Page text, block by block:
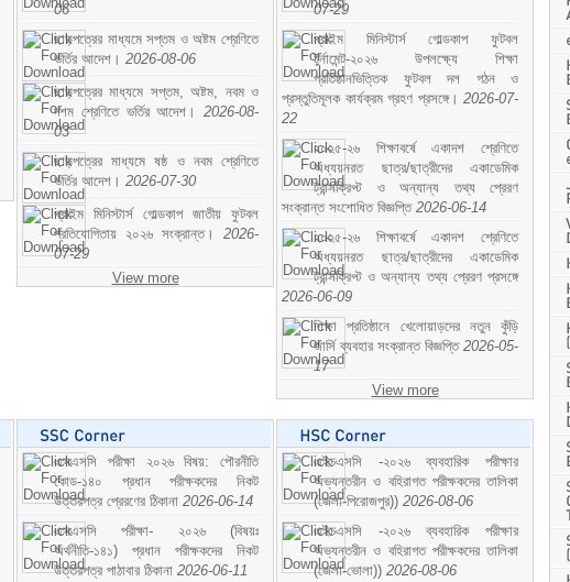
06
ছাড়পত্রের মাধ্যমে সপ্তম ও অষ্টম শ্রেণিতে
ভর্তির আদেশ। 2026-08-06
ছাড়পত্রের মাধ্যমে সপ্তম, অষ্টম, নবম ও
দশম শ্রেণিতে ভর্তির আদেশ। 2026-08-
03
ছাড়পত্রের মাধ্যমে ষষ্ঠ ও নবম শ্রেণিতে
ভর্তির আদেশ। 2026-07-30
প্রাইম মিনিস্টার্স গোল্ডকাপ জাতীয় ফুটবল
প্রতিযোগিতায় ২০২৬ সংক্রান্ত। 2026-
07-29
View more
07-29
প্রাইম মিনিস্টার্স গোল্ডকাপ ফুটবল
টুর্নামেন্ট-২০২৬ উপলক্ষ্যে শিক্ষা
প্রতিষ্ঠানভিত্তিক ফুটবল দল গঠন ও
প্রস্তুতিমূলক কার্যক্রম গ্রহণ প্রসঙ্গে। 2026-07-
22
২০২৫-২৬ শিক্ষাবর্ষে একাদশ শ্রেণিতে
অধ্যয়নরত ছাত্র/ছাত্রীদের একাডেমিক
ট্রান্সক্রিপ্ট ও অন্যান্য তথ্য প্রেরণ
সংক্রান্ত সংশোধিত বিজ্ঞপ্তি 2026-06-14
২০২৫-২৬ শিক্ষাবর্ষে একাদশ শ্রেণিতে
অধ্যয়নরত ছাত্র/ছাত্রীদের একাডেমিক
ট্রান্সক্রিপ্ট ও অন্যান্য তথ্য প্রেরণ প্রসঙ্গে
2026-06-09
শিক্ষা প্রতিষ্ঠানে খেলোয়াড়দের নতুন কুঁড়ি
জার্সি ব্যবহার সংক্রান্ত বিজ্ঞপ্তি 2026-05-
17
View more
এসএসসি পরীক্ষা ২০২৬ বিষয়: পৌরনীতি
কোড-১৪০ প্রধান পরীক্ষকদের নিকট
উত্তরপত্র প্রেরণের ঠিকানা 2026-06-14
এসএসসি পরীক্ষা- ২০২৬ (বিষয়ঃ
অর্থনীতি-১৪১) প্রধান পরীক্ষকদের নিকট
উত্তরপত্র পাঠাবার ঠিকানা 2026-06-11
এইচএসসি -২০২৬ ব্যবহারিক পরীক্ষার
অভ্যন্তরীন ও বহিরাগত পরীক্ষকদের তালিকা
(জেলা-পিরোজপুর)) 2026-08-06
এইচএসসি -২০২৬ ব্যবহারিক পরীক্ষার
অভ্যন্তরীন ও বহিরাগত পরীক্ষকদের তালিকা
(জেলা-ভোলা)) 2026-08-06